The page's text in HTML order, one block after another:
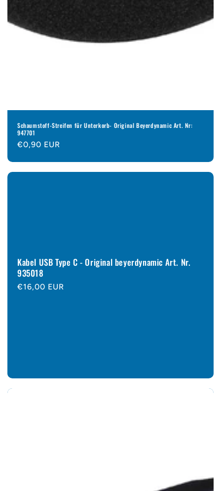
Schaumstoff-Streifen für Unterkorb- Original Beyerdynamic Art. Nr:
947701
Normaler
€0,90 EUR
Kabel USB Type C - Original beyerdynamic Art. Nr.
935018
Normaler
€16,00 EUR